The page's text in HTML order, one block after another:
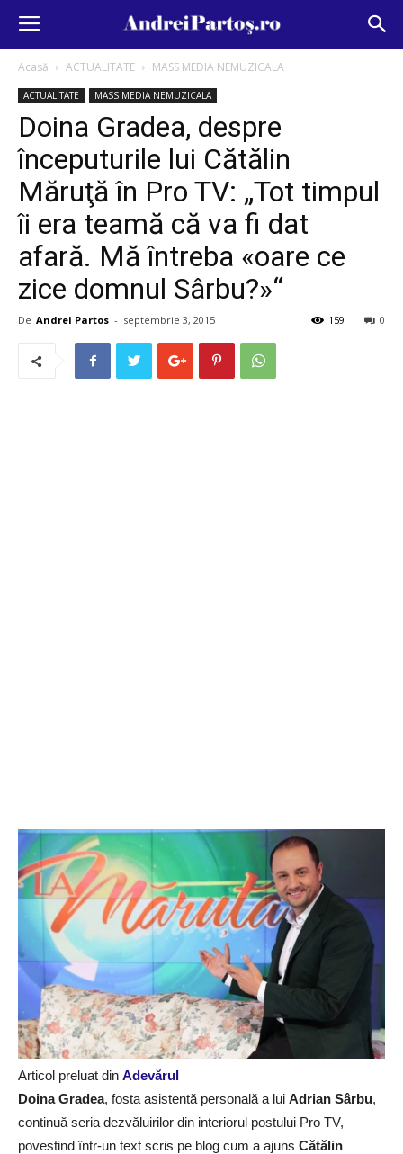
Acasă ACTUALITATE MASS MEDIA NEMUZICALA
ACTUALITATE MASS MEDIA NEMUZICALA
Doina Gradea, despre
începuturile lui Cătălin
Măruţă în Pro TV: „Tot timpul
îi era teamă că va fi dat
afară. Mă întreba «oare ce
zice domnul Sârbu?»“
De Andrei Partos - septembrie 3, 2015 0
159
Articol preluat din Adevărul
Doina Gradea, fosta asistentă personală a lui Adrian Sârbu,
continuă seria dezvăluirilor din interiorul postului Pro TV,
povestind într-un text scris pe blog cum a ajuns Cătălin